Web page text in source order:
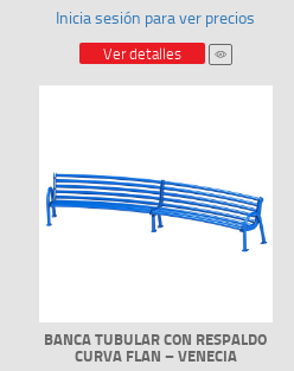
Inicia sesión para ver precios
Ver detalles
BANCA TUBULAR CON RESPALDO
CURVA FLAN – VENECIA